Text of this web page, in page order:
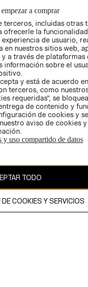
TIENDAS
- RETIRO EN
TIENDA
TÉRMINOS Y
CONDICIONES
AVISO DE
PRIVACIDAD
GIFT CARD
AVISO DE
COOKIES
a comprar
terceros, incluidas otras
ofrecerle la
de usuario,
nuestros sitios web,
a través de plataformas
información sobre el
y está de acuerdo
terceros, como
requeridas”, se
de contenido y
de cookies y
aviso de cookies
y uso compartido de datos
TODO
DE COOKIES Y SERVICIOS